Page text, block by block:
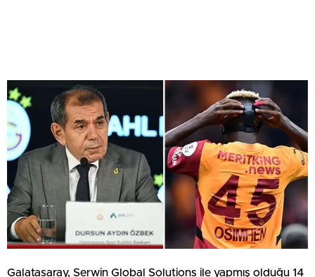
Galatasaray, Serwin Global Solutions ile yapmış olduğu 14